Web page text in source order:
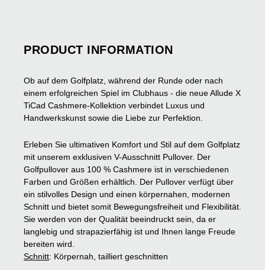
PRODUCT INFORMATION
Ob auf dem Golfplatz, während der Runde oder nach
einem erfolgreichen Spiel im Clubhaus - die neue Allude X
TiCad Cashmere-Kollektion verbindet Luxus und
Handwerkskunst sowie die Liebe zur Perfektion.
Erleben Sie ultimativen Komfort und Stil auf dem Golfplatz
mit unserem exklusiven V-Ausschnitt Pullover. Der
Golfpullover aus 100 % Cashmere ist in verschiedenen
Farben und Größen erhältlich. Der Pullover verfügt über
ein stilvolles Design und einen körpernahen, modernen
Schnitt und bietet somit Bewegungsfreiheit und Flexibilität.
Sie werden von der Qualität beeindruckt sein, da er
langlebig und strapazierfähig ist und Ihnen lange Freude
bereiten wird.
Schnitt: Körpernah, tailliert geschnitten